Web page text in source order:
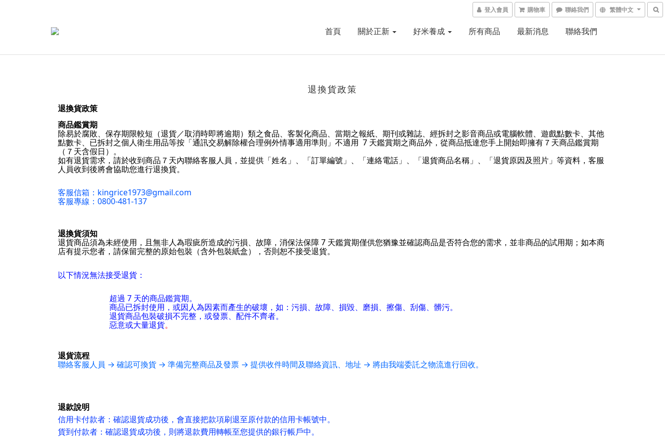
登入會員 購物車 聯絡我們 繁體中文
首頁 關於正新 好米養成 所有商品 最新消息 聯絡我們
退換貨政策
退換貨政策
商品鑑賞期
除易於腐敗、保存期限較短（退貨／取消時即將逾期）類之食品、客製化商品、當期之報紙、期刊或雜誌、經拆封之影音商品或電腦軟體、遊戲點數卡、其他
點數卡、已拆封之個人衛生用品等按「通訊交易解除權合理例外情事適用準則」不適用 7 天鑑賞期之商品外，從商品抵達您手上開始即擁有７天商品鑑賞期
（７天含假日）。
如有退貨需求，請於收到商品７天內聯絡客服人員，並提供「姓名」、「訂單編號」、「連絡電話」、「退貨商品名稱」、「退貨原因及照片」等資料，客服
人員收到後將會協助您進行退換貨。
客服信箱：kingrice1973@gmail.com
客服專線：0800-481-137
退換貨須知
退貨商品須為未經使用，且無非人為瑕疵所造成的污損、故障，消保法保障 7 天鑑賞期僅供您猶豫並確認商品是否符合您的需求，並非商品的試用期；如本商
店有提示您者，請保留完整的原始包裝（含外包裝紙盒），否則恕不接受退貨。
以下情況無法接受退貨：
超過 7 天的商品鑑賞期。
商品已拆封使用，或因人為因素而產生的破壞，如：污損、故障、損毀、磨損、擦傷、刮傷、髒污。
退貨商品包裝破損不完整，或發票、配件不齊者。
惡意或大量退貨。
退貨流程
聯絡客服人員 → 確認可換貨 → 準備完整商品及發票 → 提供收件時間及聯絡資訊、地址 → 將由我端委託之物流進行回收。
退款說明
信用卡付款者：確認退貨成功後，會直接把款項刷退至原付款的信用卡帳號中。
貨到付款者：確認退貨成功後，則將退款費用轉帳至您提供的銀行帳戶中。